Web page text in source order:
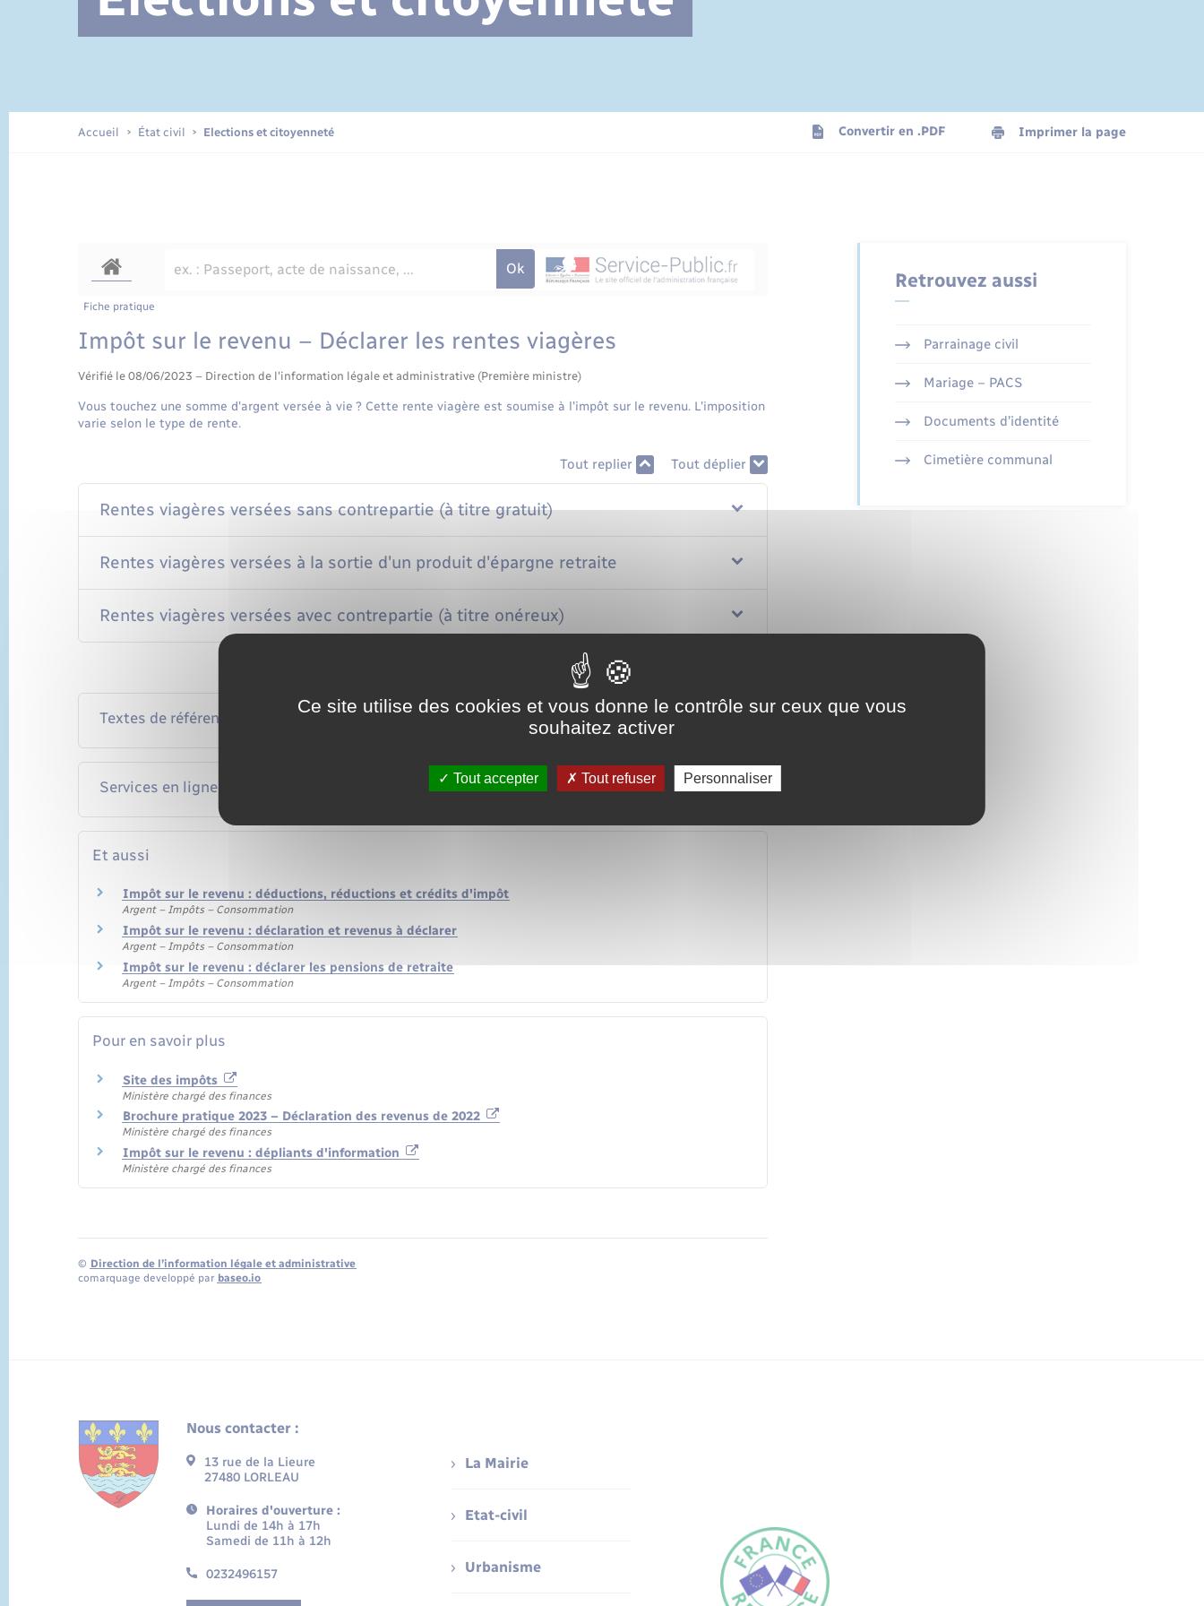
Documents d’identité Cimetière communal
Accueil État civil Elections et citoyenneté Convertir en .PDF Imprimer la page
Fiche pratique
Impôt sur le revenu – Déclarer les rentes viagères
Vérifié le 08/06/2023 – Direction de l'information légale et administrative (Première ministre)
Vous touchez une somme d'argent versée à vie ? Cette rente viagère est soumise à l'impôt sur le revenu. L'imposition
varie selon le type de rente.
Tout replier Tout déplier
Rentes viagères versées sans contrepartie (à titre gratuit)
Rentes viagères versées à la sortie d'un produit d'épargne retraite
Rentes viagères versées avec contrepartie (à titre onéreux)
Textes de référence
Services en ligne et formulaires
Et aussi
Impôt sur le revenu : déductions, réductions et crédits d'impôt
Argent – Impôts – Consommation
Impôt sur le revenu : déclaration et revenus à déclarer
Argent – Impôts – Consommation
Impôt sur le revenu : déclarer les pensions de retraite
Argent – Impôts – Consommation
Pour en savoir plus
Site des impôts
Ministère chargé des finances
Brochure pratique 2023 – Déclaration des revenus de 2022
Ministère chargé des finances
Impôt sur le revenu : dépliants d'information
Ministère chargé des finances
© Direction de l’information légale et administrative
comarquage developpé par baseo.io
Retrouvez aussi
Parrainage civil
Mariage – PACS
Documents d’identité
Cimetière communal
Nous contacter :
13 rue de la Lieure
27480 LORLEAU
Horaires d'ouverture :
Lundi de 14h à 17h
Samedi de 11h à 12h
0232496157
La Mairie
Etat-civil
Urbanisme
Ce site utilise des cookies et vous donne le contrôle sur ceux que vous
souhaitez activer
Tout accepter Tout refuser Personnaliser